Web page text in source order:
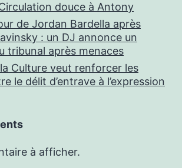
douce à Antony
de Jordan Bardella après
: un DJ annonce un
tribunal après menaces
Culture veut renforcer les
le délit d’entrave à l’expression
à afficher.